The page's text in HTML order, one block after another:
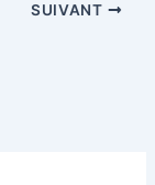
SUIVANT